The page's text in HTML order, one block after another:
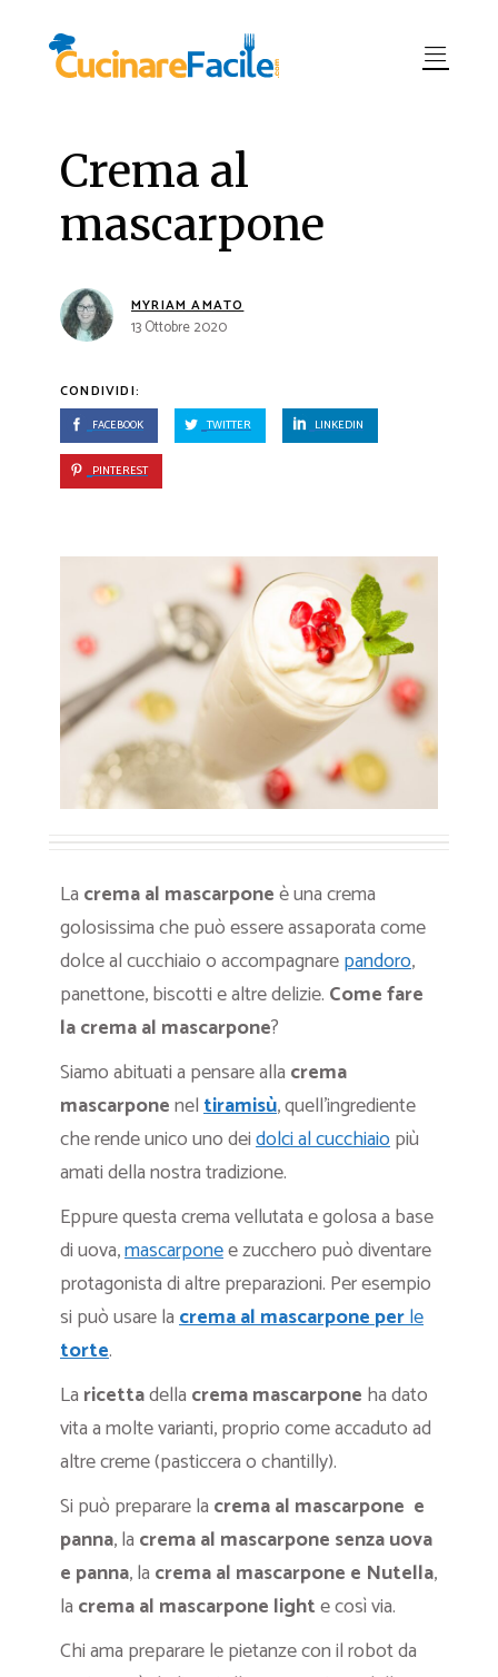
Crema al
mascarpone
MYRIAM AMATO
13 Ottobre 2020
CONDIVIDI:
FACEBOOK TWITTER LINKEDIN
PINTEREST
La crema al mascarponeè una crema
golosissima che può essere assaporata come
dolce al cucchiaio o accompagnarepandoro,
panettone, biscotti e altre delizie. Come fare
la crema al mascarpone?
Siamo abituati a pensare alla crema
mascarponeneltiramisù, quell’ingrediente
che rende unico uno deidolci al cucchiaiopiù
amati della nostra tradizione.
Eppure questa crema vellutata e golosa a base
di uova,mascarponee zucchero può diventare
protagonista di altre preparazioni. Per esempio
si può usare lacrema al mascarponeperle
torte.
La ricettadella crema mascarpone ha dato
vita a molte varianti, proprio come accaduto ad
altre creme (pasticcera o chantilly).
Si può preparare la crema al mascarpone e
panna, la crema al mascarpone senza uova
e panna, la crema al mascarpone e Nutella,
la crema al mascarpone lighte così via.
Chi ama preparare le pietanze con il robot da